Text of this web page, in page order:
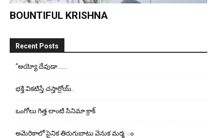
BOUNTIFUL KRISHNA
Recent Posts
“అయ్యో దేవుడా…….
భ‌క్తి విక‌టిస్తే చ‌స్తార్రోయ్‌..
ఒంగోలు గిత్త లాంటి సినిమా క్రాక్
అమెరికాలో సైనిక తిరుగుబాటు వెనుక మర్మ ం